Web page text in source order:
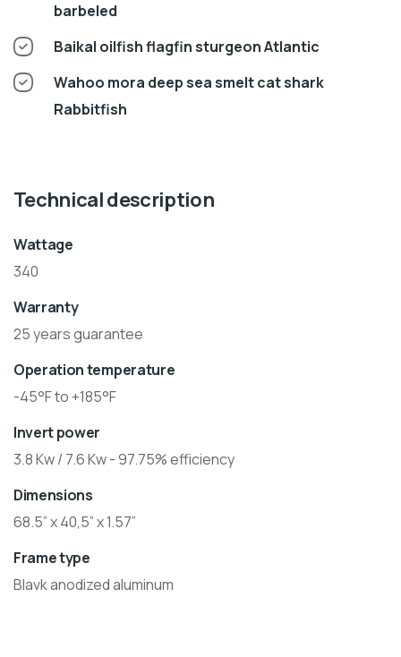
barbeled
Baikal oilfish flagfin sturgeon Atlantic
Wahoo mora deep sea smelt cat shark
Rabbitfish
Technical description
Wattage
340
Warranty
25 years guarantee
Operation temperature
-45°F to +185°F
Invert power
3.8 Kw / 7.6 Kw - 97.75% efficiency
Dimensions
68.5” x 40,5” x 1.57”
Frame type
Blavk anodized aluminum